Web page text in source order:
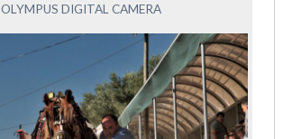
OLYMPUS DIGITAL CAMERA